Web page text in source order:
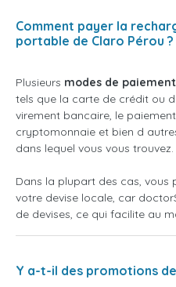
Comment payer la
portable de Claro Pérou ?
Plusieurs modes de
tels que la carte de crédit ou
virement bancaire, le
cryptomonnaie et bien d
dans lequel vous vous trouvez.
Dans la plupart des cas, vous
votre devise locale, car
de devises, ce qui facilite au
Y a-t-il des promotions